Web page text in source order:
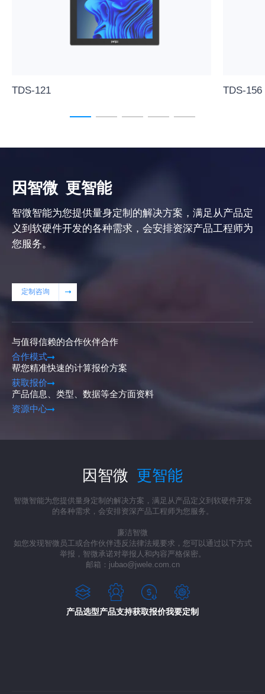
TDS-121 TDS-156
因智微 更智能
智微智能为您提供量身定制的解决方案，满足从产品定
义到软硬件开发的各种需求，会安排资深产品工程师为
您服务。
定制咨询
与值得信赖的合作伙伴合作
合作模式
帮您精准快速的计算报价方案
获取报价
产品信息、类型、数据等全方面资料
资源中心
因智微 更智能
智微智能为您提供量身定制的解决方案，满足从产品定义到软硬件开发
的各种需求，会安排资深产品工程师为您服务。
廉洁智微
如您发现智微员工或合作伙伴违反法律法规要求，您可以通过以下方式
举报，智微承诺对举报人和内容严格保密。
邮箱：jubao@jwele.com.cn
产品选型产品支持获取报价我要定制